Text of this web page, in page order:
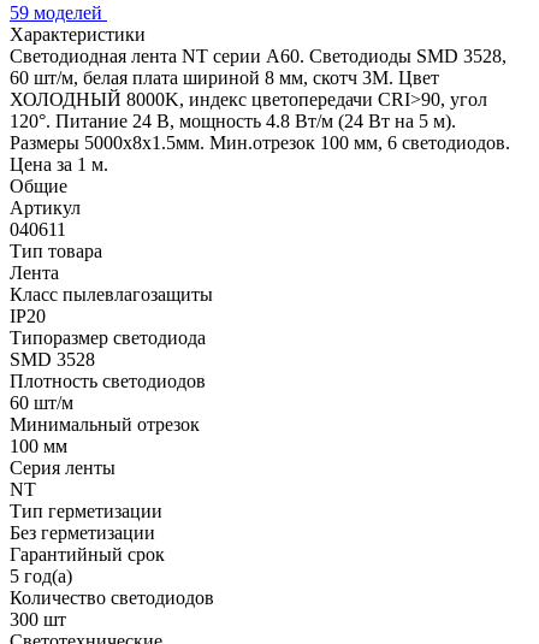
59 моделей
Характеристики
Светодиодная лента NT серии A60. Светодиоды SMD 3528,
60 шт/м, белая плата шириной 8 мм, скотч 3M. Цвет
ХОЛОДНЫЙ 8000K, индекс цветопередачи CRI>90, угол
120°. Питание 24 В, мощность 4.8 Вт/м (24 Вт на 5 м).
Размеры 5000х8x1.5мм. Мин.отрезок 100 мм, 6 светодиодов.
Цена за 1 м.
Общие
Артикул
040611
Тип товара
Лента
Класс пылевлагозащиты
IP20
Типоразмер светодиода
SMD 3528
Плотность светодиодов
60 шт/м
Минимальный отрезок
100 мм
Серия ленты
NT
Тип герметизации
Без герметизации
Гарантийный срок
5 год(а)
Количество светодиодов
300 шт